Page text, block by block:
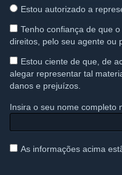
Estou autorizado a
Tenho confiança de que
direitos, pelo seu agente ou
Estou ciente de que, de
alegar representar tal
danos e prejuízos.
Insira o seu nome completo
As informações acima